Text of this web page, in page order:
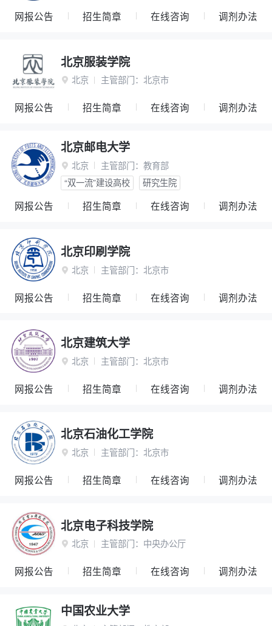
网报公告 招生简章 在线咨询 调剂办法
北京服装学院
 北京 主管部门： 北京市
网报公告 招生简章 在线咨询 调剂办法
北京邮电大学
 北京 主管部门： 教育部
“双一流”建设高校
研究生院
网报公告 招生简章 在线咨询 调剂办法
北京印刷学院
 北京 主管部门： 北京市
网报公告 招生简章 在线咨询 调剂办法
北京建筑大学
 北京 主管部门： 北京市
网报公告 招生简章 在线咨询 调剂办法
北京石油化工学院
 北京 主管部门： 北京市
网报公告 招生简章 在线咨询 调剂办法
北京电子科技学院
 北京 主管部门： 中央办公厅
网报公告 招生简章 在线咨询 调剂办法
中国农业大学